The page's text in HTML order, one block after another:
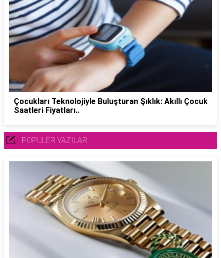
Çocukları Teknolojiyle Buluşturan Şıklık: Akıllı Çocuk
Saatleri Fiyatları..
POPÜLER YAZILAR